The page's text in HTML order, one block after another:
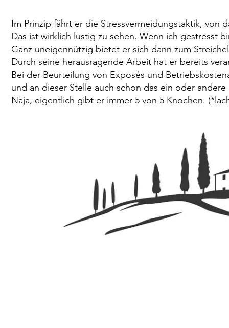
Im Prinzip fährt er die Stressvermeidungstaktik, von
Das ist wirklich lustig zu sehen. Wenn ich gestresst
Ganz uneigennützig bietet er sich dann zum
Durch seine herausragende Arbeit hat er bereits
Bei der Beurteilung von Exposés und
und an dieser Stelle auch schon das ein oder
Naja, eigentlich gibt er immer 5 von 5 Knochen.